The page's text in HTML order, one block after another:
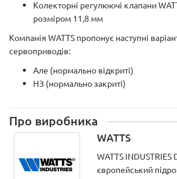
Колекторні регулюючі клапани
розміром 11,8 мм
Компанія WATTS пропонує наступні
сервоприводів:
Але (нормально відкриті)
НЗ (нормально закриті)
Про виробника
WATTS
WATTS
європейський